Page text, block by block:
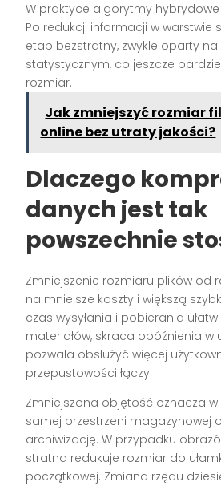
W praktyce algorytmy hybrydowe
Po redukcji informacji w warstwie
etap bezstratny, zwykle oparty
statystycznym, co jeszcze
rozmiar.
Jak zmniejszyć rozmiar
online bez utraty jakości?
Dlaczego
danych jest tak
powszechnie
Zmniejszenie rozmiaru plików od
na mniejsze koszty i większą
czas wysyłania i pobierania
materiałów, skraca opóźnienia w
pozwala obsłużyć więcej
przepustowości łączy.
Zmniejszona objętość oznacza
samej przestrzeni magazynowej
archiwizację. W przypadku
stratna redukuje rozmiar do
początkowej. Zmiana rzędu